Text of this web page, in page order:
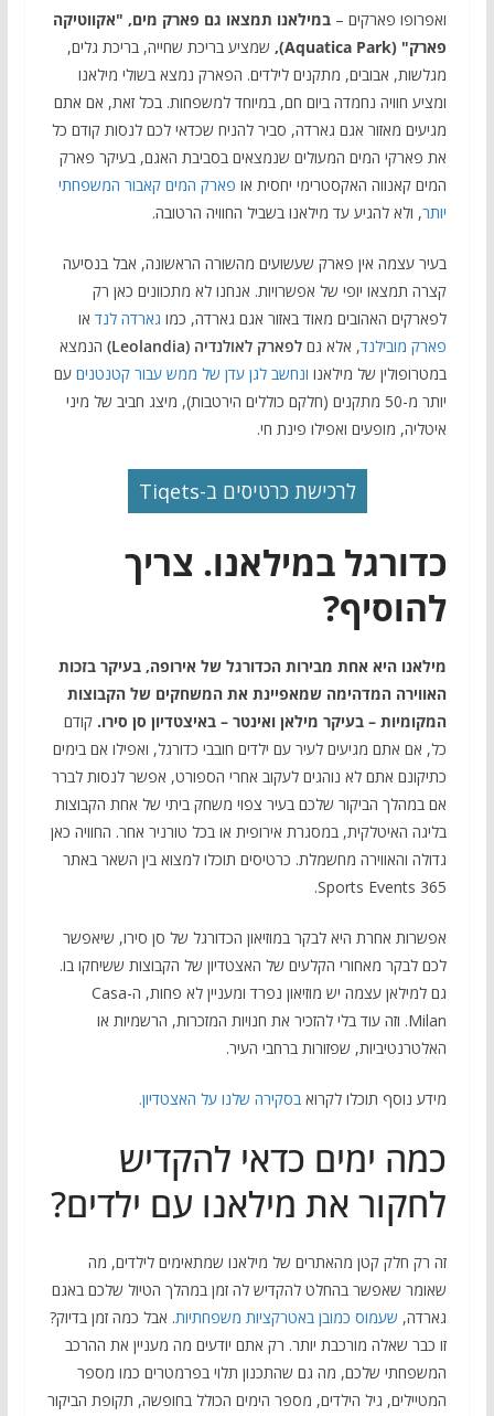
ואפרופו פארקים – במילאנו תמצאו גם פארק מים, "אקווטיקה
פארק" (Aquatica Park),
שמציע בריכת שחייה, בריכת גלים,
מגלשות, אבובים, מתקנים לילדים. הפארק נמצא בשולי מילאנו
ומציע חוויה נחמדה ביום חם, במיוחד למשפחות. בכל זאת, אם אתם
מגיעים מאזור אגם גארדה, סביר להניח שכדאי לכם לנסות קודם כל
את פארקי המים המעולים שנמצאים בסביבת האגם, בעיקר פארק
המים קאנווה האקסטרימי יחסית או פארק המים קאבור המשפחתי
יותר, ולא להגיע עד מילאנו בשביל החוויה הרטובה.
בעיר עצמה אין פארק שעשועים מהשורה הראשונה, אבל בנסיעה
קצרה תמצאו יופי של אפשרויות. אנחנו לא מתכוונים כאן רק
לפארקים האהובים מאוד באזור אגם גארדה, כמו גארדה לנדאו
פארק מובילנד, אלא גםלפארק לאולנדיה (Leolandia)
הנמצא
במטרופולין של מילאנו ונחשב לגן עדן של ממש עבור קטנטניםעם
יותר מ-50 מתקנים (חלקם כוללים הירטבות), מיצג חביב של מיני
איטליה, מופעים ואפילו פינת חי.
לרכישת כרטיסים ב-Tiqets
כדורגל במילאנו. צריך
להוסיף?
מילאנו היא אחת מבירות הכדורגל של אירופה, בעיקר בזכות
האווירה המדהימה שמאפיינת את המשחקים של הקבוצות
המקומיות – בעיקר מילאן ואינטר – באיצטדיון סן סירו.קודם
כל, אם אתם מגיעים לעיר עם ילדים חובבי כדורגל, ואפילו אם בימים
כתיקונם אתם לא נוהגים לעקוב אחרי הספורט, אפשר לנסות לברר
אם במהלך הביקור שלכם בעיר צפוי משחק ביתי של אחת הקבוצות
בליגה האיטלקית, במסגרת אירופית או בכל טורניר אחר. החוויה כאן
גדולה והאווירה מחשמלת. כרטיסים תוכלו למצוא בין השאר באתר
Sports Events 365.
אפשרות אחרת היא לבקר במוזיאון הכדורגל של סן סירו, שיאפשר
לכם לבקר מאחורי הקלעים של האצטדיון של הקבוצות ששיחקו בו.
גם למילאן עצמה יש מוזיאון נפרד ומעניין לא פחות, ה-Casa
Milan. וזה עוד בלי להזכיר את חנויות המזכרות, הרשמיות או
האלטרנטיביות, שפזורות ברחבי העיר.
מידע נוסף תוכלו לקרוא בסקירה שלנו על האצטדיון.
כמה ימים כדאי להקדיש
לחקור את מילאנו עם ילדים?
זה רק חלק קטן מהאתרים של מילאנו שמתאימים לילדים, מה
שאומר שאפשר בהחלט להקדיש לה זמן במהלך הטיול שלכם באגם
גארדה, שעמוס כמובן באטרקציות משפחתיות. אבל כמה זמן בדיוק?
זו כבר שאלה מורכבת יותר. רק אתם יודעים מה מעניין את ההרכב
המשפחתי שלכם, מה גם שהתכנון תלוי בפרמטרים כמו מספר
המטיילים, גיל הילדים, מספר הימים הכולל בחופשה, תקופת הביקור